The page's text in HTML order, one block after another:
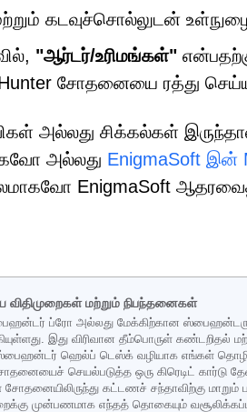
கடவுச்சொல்லுடன்
"ஆர்டர்/உரிமங்கள்"
சோதனையை ரத்து
அல்லது சிக்கல்கள்
அல்லது EnigmaSoft இன்
EnigmaSoft
மற்றும் நிபந்தனைகள்
ப்ரோ அல்லது மேக்கிற்கான
இது விரிவான தீம்பொருள்
ஹெல்ப் டெஸ்க் வழியாக எங்கள்
செயல்படுத்த ஒரு கிரெடிட் கார்டு
கட்டணச் சந்தாவிற்கு
முன்பணமாக எந்தத் தொகையும்